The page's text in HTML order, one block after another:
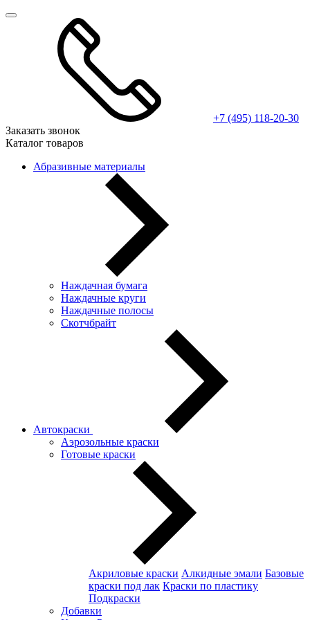
+7 (495) 118-20-30
Заказать звонок
Каталог товаров
Абразивные материалы
Наждачная бумага
Наждачные круги
Наждачные полосы
Скотчбрайт
Автокраски
Аэрозольные краски
Готовые краски
Акриловые краски Алкидные эмали Базовые
краски под лак Краски по пластику
Подкраски
Добавки